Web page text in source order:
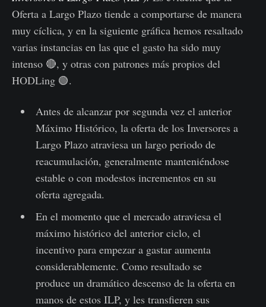
Oferta a Largo Plazo tiende a comportarse de manera
muy cíclica, y en la siguiente gráfica hemos resaltado
varias instancias en las que el gasto ha sido muy
intenso 🔴, y otras con patrones más propios del
HODLing 🟢.
Antes de alcanzar por segunda vez el anterior
Máximo Histórico, la oferta de los Inversores a
Largo Plazo atraviesa un largo periodo de
reacumulación, generalmente manteniéndose
estable o con modestos incrementos en su
oferta agregada.
En el momento que el mercado atraviesa el
máximo histórico del anterior ciclo, el
incentivo para empezar a gastar aumenta
considerablemente. Como resultado se
produce un dramático descenso de la oferta en
manos de estos ILP, y les transfieren sus